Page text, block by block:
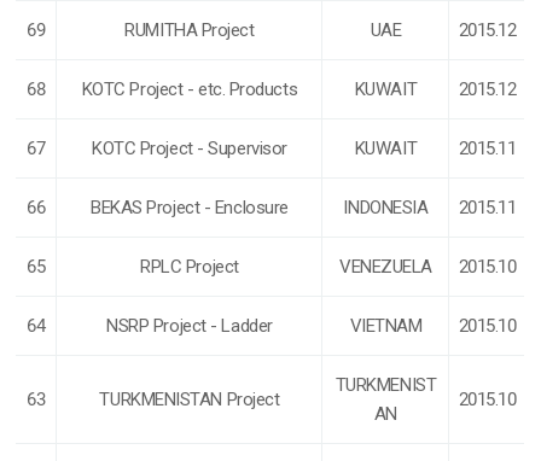
69 RUMITHA Project UAE 2015.12
68 KOTC Project - etc. Products KUWAIT 2015.12
67 KOTC Project - Supervisor KUWAIT 2015.11
66 BEKAS Project - Enclosure INDONESIA 2015.11
65 RPLC Project VENEZUELA 2015.10
64 NSRP Project - Ladder VIETNAM 2015.10
63 TURKMENISTAN Project
TURKMENIST
AN
2015.10